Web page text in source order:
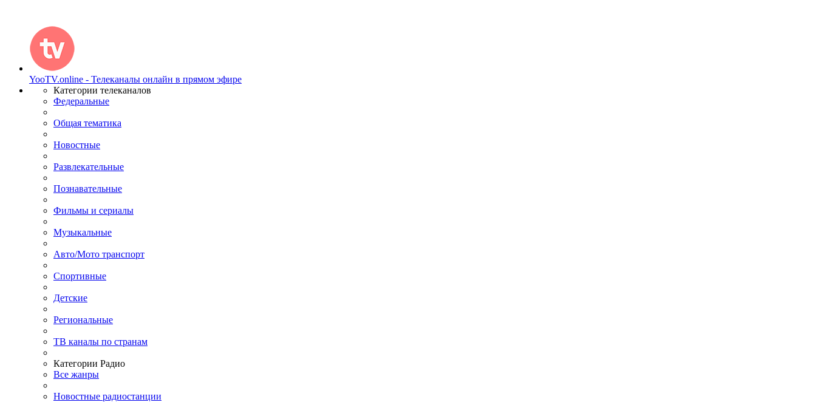
YooTV.online - Телеканалы онлайн в прямом эфире
Категории телеканалов
Федеральные
Общая тематика
Новостные
Развлекательные
Познавательные
Фильмы и сериалы
Музыкальные
Авто/Мото транспорт
Спортивные
Детские
Региональные
ТВ каналы по странам
Категории Радио
Все жанры
Новостные радиостанции